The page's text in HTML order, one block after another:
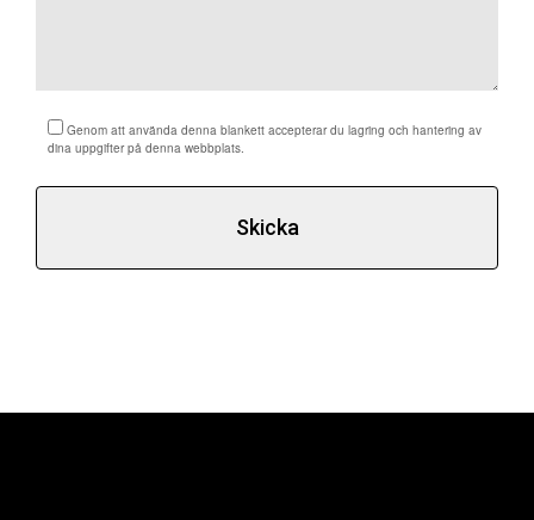
Genom att använda denna blankett accepterar du lagring och hantering av
dina uppgifter på denna webbplats.
26365 Viken
Sverige
© 2026 Stenbutiken